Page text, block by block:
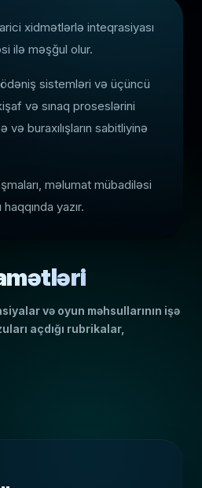
xidmətlərlə inteqrasiyası
ilə məşğul olur.
sistemləri və üçüncü
və sınaq proseslərini
buraxılışların sabitliyinə
məlumat mübadiləsi
yazır.
və oyun məhsullarının işə
açdığı rubrikalar,